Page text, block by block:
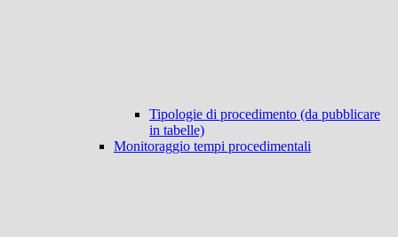
Tipologie di procedimento (da pubblicare
in tabelle)
Monitoraggio tempi procedimentali